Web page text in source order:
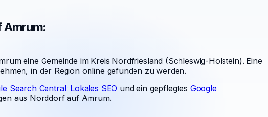
Amrum:
eine Gemeinde im Kreis Nordfriesland (Schleswig-Holstein). Eine
in der Region online gefunden zu werden.
Search Central: Lokales SEO und ein gepflegtes Google
aus Norddorf auf Amrum.